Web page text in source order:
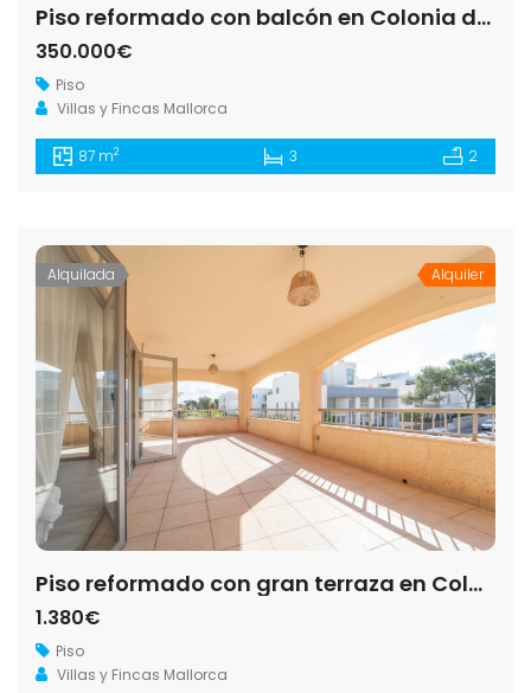
Piso reformado con balcón en Colonia de Sant Jordi · 3 hab.
350.000€
Piso
Villas y Fincas Mallorca
87 m2 3 2
Alquilada Alquiler
Piso reformado con gran terraza en Colonia de Sant Jordi
1.380€
Piso
Villas y Fincas Mallorca